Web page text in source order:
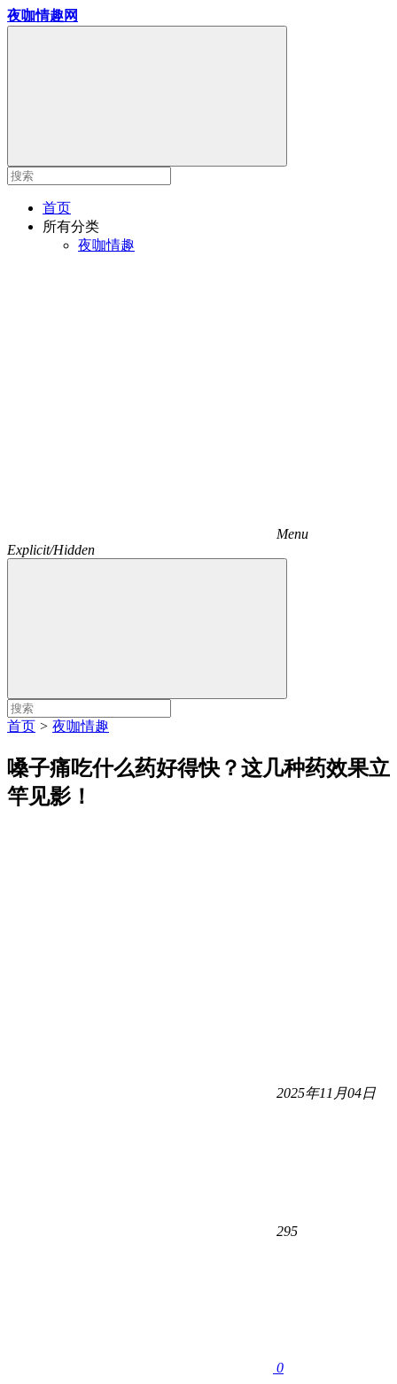
夜咖情趣网
首页
所有分类
夜咖情趣
Menu
Explicit/Hidden
首页 > 夜咖情趣
嗓子痛吃什么药好得快？这几种药效果立
竿见影！
2025年11月04日
295
0